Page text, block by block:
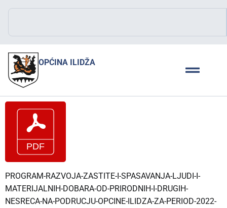
OPĆINA ILIDŽA
PROGRAM-RAZVOJA-ZASTITE-I-SPASAVANJA-LJUDI-I-
MATERIJALNIH-DOBARA-OD-PRIRODNIH-I-DRUGIH-
NESRECA-NA-PODRUCJU-OPCINE-ILIDZA-ZA-PERIOD-2022-